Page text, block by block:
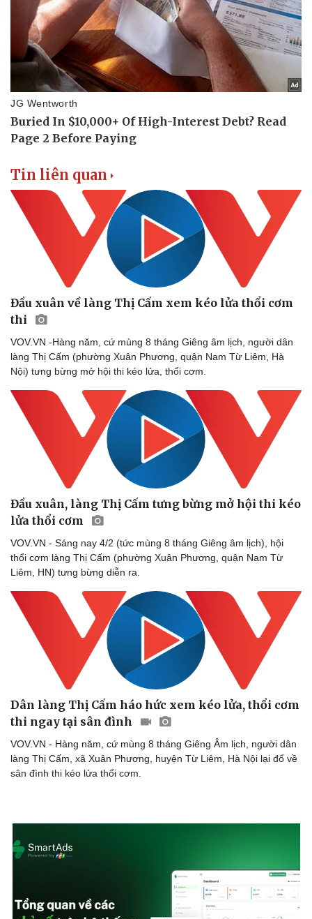
Doanh nghiệp
Thông tin doanh nghiệp
Doanh nghiệp 24h
Vì cộng đồng
Công nghệ
Sành điệu
Chuyển đổi số
Tin liên quan
Đầu xuân về làng Thị Cấm xem kéo lửa thổi cơm
thi
VOV.VN -Hàng năm, cứ mùng 8 tháng Giêng âm lịch, người dân
làng Thị Cấm (phường Xuân Phương, quận Nam Từ Liêm, Hà
Nội) tưng bừng mở hội thi kéo lửa, thổi cơm.
Đầu xuân, làng Thị Cấm tưng bừng mở hội thi kéo
lửa thổi cơm
VOV.VN - Sáng nay 4/2 (tức mùng 8 tháng Giêng âm lịch), hội
thổi cơm làng Thị Cấm (phường Xuân Phương, quận Nam Từ
Liêm, HN) tưng bừng diễn ra.
Dân làng Thị Cấm háo hức xem kéo lửa, thổi cơm
thi ngay tại sân đình
VOV.VN - Hàng năm, cứ mùng 8 tháng Giêng Âm lịch, người dân
làng Thị Cấm, xã Xuân Phương, huyện Từ Liêm, Hà Nội lại đổ về
sân đình thi kéo lửa thổi cơm.